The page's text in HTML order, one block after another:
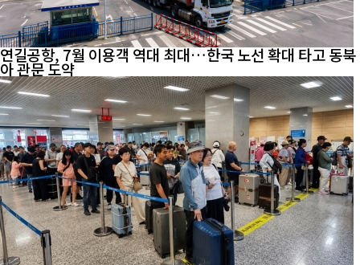
연길공항, 7월 이용객 역대 최대…한국 노선 확대 타고 동북
아 관문 도약